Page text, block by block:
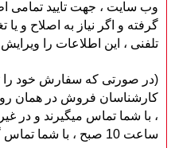
وب سایت ، جهت تایید تمامی
گرفته و اگر نیاز به اصلاح و یا
تلفنی ، این اطلاعات را ویرایش
کارشناسان فروش در همان
، با شما تماس میگیرند و در
ساعت 10 صبح ، با شما تماس گرفته خواهد شد).